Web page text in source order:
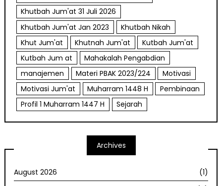
Khutbah Jum'at 31 Juli 2026
Khutbah Jum'at Jan 2023
Khutbah Nikah
Khut Jum'at
Khutnah Jum'at
Kutbah Jum'at
Kutbah Jum at
Mahakalah Pengabdian
manajemen
Materi PBAK 2023/224
Motivasi
Motivasi Jum'at
Muharram 1448 H
Pembinaan
Profil 1 Muharram 1447 H
Sejarah
Archives
August 2026
(1)